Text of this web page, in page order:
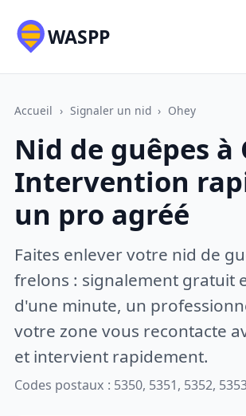
WASPP
Accueil › Signaler un nid › Ohey
Nid de guêpes à
Intervention
un pro agréé
Faites enlever votre nid de
frelons : signalement gratuit
d'une minute, un
votre zone vous recontacte
et intervient rapidement.
Codes postaux : 5350, 5351, 5352,